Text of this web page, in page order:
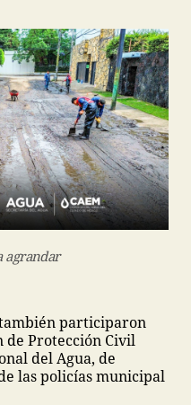
agrandar
participaron
de Protección Civil
del Agua, de
las policías municipal